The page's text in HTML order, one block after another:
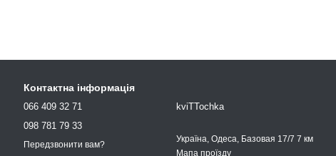
Контактна інформація
066 409 32 71
098 781 79 33
Передзвонити вам?
kviTTochka
Україна, Одеса, Базовая 17/7 7 км
Мапа проїзду